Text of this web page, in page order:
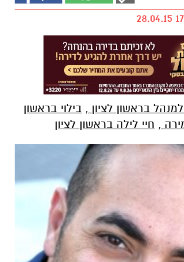
בראשון לציון , בילוי בראשון
, חיי לילה בראשון לציון